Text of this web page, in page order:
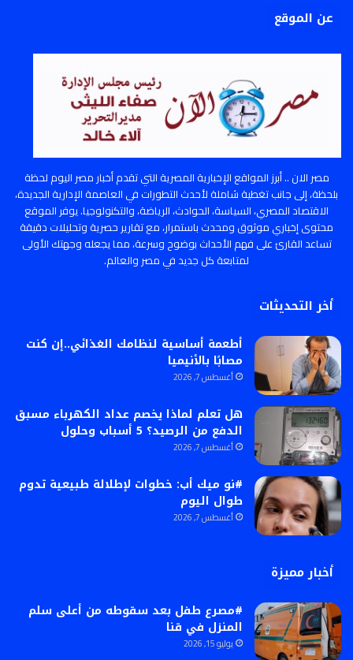
عن الموقع
مصر الان .. أبرز المواقع الإخبارية المصرية التي تقدم أخبار مصر اليوم لحظة
بلحظة، إلى جانب تغطية شاملة لأحدث التطورات في العاصمة الإدارية الجديدة،
الاقتصاد المصري، السياسة، الحوادث، الرياضة، والتكنولوجيا. يوفر الموقع
محتوى إخباري موثوق ومحدث باستمرار، مع تقارير حصرية وتحليلات دقيقة
تساعد القارئ على فهم الأحداث بوضوح وسرعة، مما يجعله وجهتك الأولى
لمتابعة كل جديد في مصر والعالم.
أخر التحديثات
أطعمة أساسية لنظامك الغذائي..إن كنت
مصابًا بالأنيميا
أغسطس 7, 2026
هل تعلم لماذا يخصم عداد الكهرباء مسبق
الدفع من الرصيد؟ 5 أسباب وحلول
أغسطس 7, 2026
#نو ميك أب: خطوات لإطلالة طبيعية تدوم
طوال اليوم
أغسطس 7, 2026
أخبار مميزة
#مصرع طفل بعد سقوطه من أعلى سلم
المنزل في قنا
يوليو 15, 2026